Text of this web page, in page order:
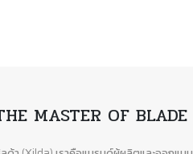
MASTER OF BLADE